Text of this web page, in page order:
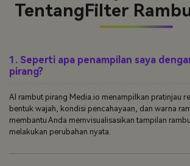
TentangFilter
1. Seperti apa penampilan saya
pirang?
AI rambut pirang Media.io menampilkan pratinjau
bentuk wajah, kondisi pencahayaan, dan warna
membantu Anda memvisualisasikan tampilan
melakukan perubahan nyata.